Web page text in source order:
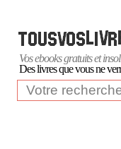
Vos ebooks gratuits et
Des livres que vous ne